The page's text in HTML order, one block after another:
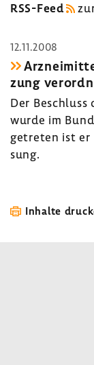
RSS-​Feed
12.11.2008
zung
Der Beschluss
wurde im
getreten ist er
sung.
Inhalte